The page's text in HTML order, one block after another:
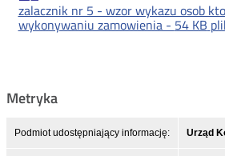
zalacznik nr 5 - wzor wykazu osob
wykonywaniu zamowienia - 54 KB
Metryka
Podmiot udostępniający informację: Urząd